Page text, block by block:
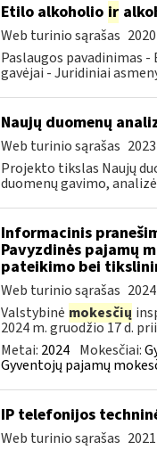
Etilo alkoholio ir
Web turinio sąrašas
Paslaugos pavadinimas
gavėjai - Juridiniai
Naujų duomenų
Web turinio sąrašas
Projekto tikslas Naujų
duomenų gavimo,
Informacinis
Pavyzdinės pajamų
pateikimo bei
Web turinio sąrašas
Valstybinė mokesčių
2024 m. gruodžio 17 d.
Metai: 2024 Mokesčiai:
Gyventojų pajamų
IP telefonijos
Web turinio sąrašas